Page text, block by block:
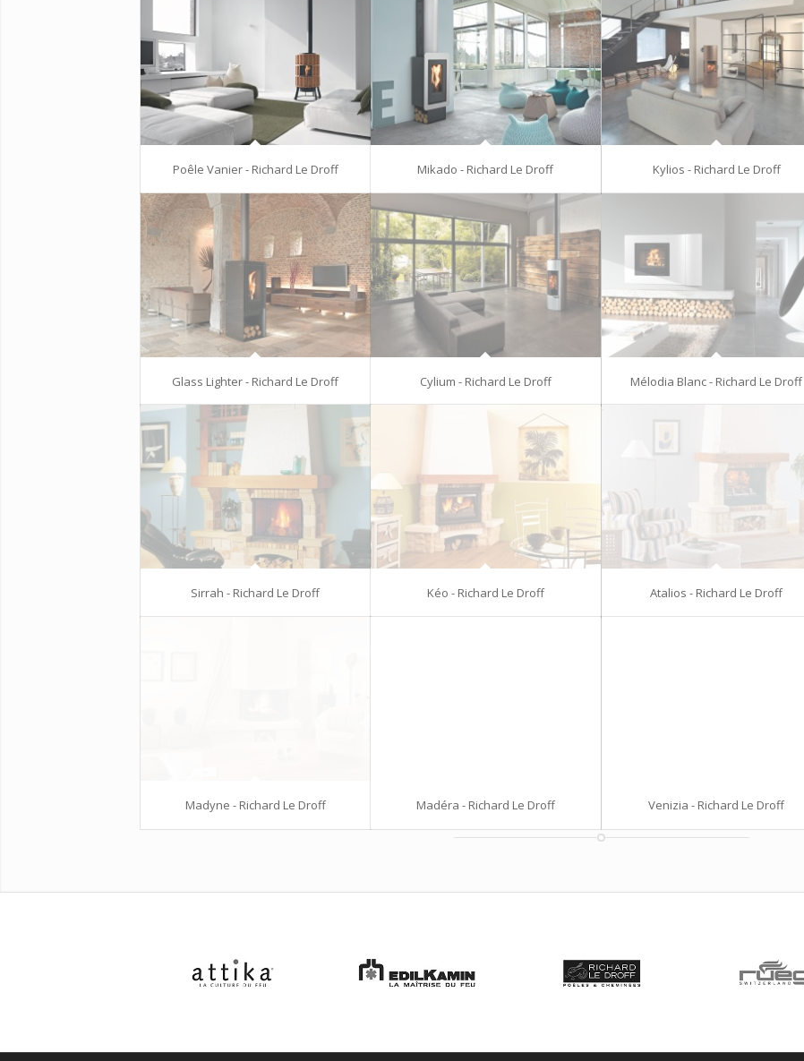
Poêle Vanier - Richard Le Droff Mikado - Richard Le Droff Kylios - Richard Le Droff
Glass Lighter - Richard Le Droff Cylium - Richard Le Droff Mélodia Blanc - Richard Le Droff
Sirrah - Richard Le Droff Kéo - Richard Le Droff Atalios - Richard Le Droff
Madyne - Richard Le Droff Madéra - Richard Le Droff Venizia - Richard Le Droff